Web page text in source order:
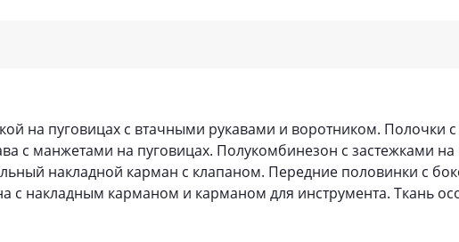
на пуговицах с втачными рукавами и воротником. Полочки
с манжетами на пуговицах. Полукомбинезон с застежками на
накладной карман с клапаном. Передние половинки с
с накладным карманом и карманом для инструмента. Ткань